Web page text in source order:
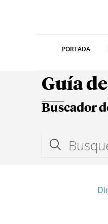
PORTADA
Guía
Buscador